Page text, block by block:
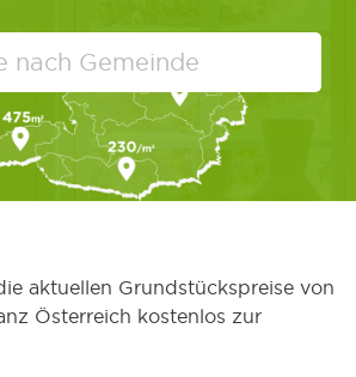
aktuellen Grundstückspreise von
Österreich kostenlos zur